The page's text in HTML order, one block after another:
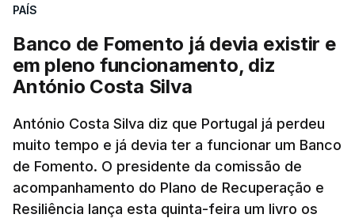
PAÍS
Banco de Fomento já devia existir e
em pleno funcionamento, diz
António Costa Silva
António Costa Silva diz que Portugal já perdeu
muito tempo e já devia ter a funcionar um Banco
de Fomento. O presidente da comissão de
acompanhamento do Plano de Recuperação e
Resiliência lança esta quinta-feira um livro os